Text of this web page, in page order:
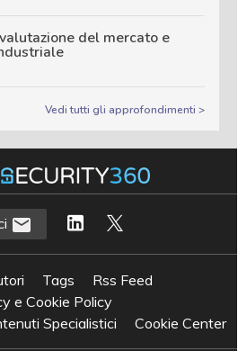
del mercato e
Vedi tutti gli approfondimenti >
Tags
Rss Feed
e Cookie Policy
Specialistici
Cookie Center